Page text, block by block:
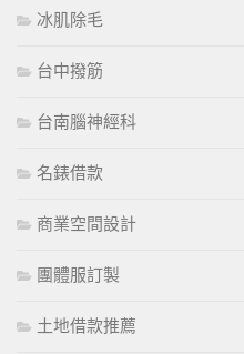
冰肌除毛
台中撥筋
台南腦神經科
名錶借款
商業空間設計
團體服訂製
土地借款推薦